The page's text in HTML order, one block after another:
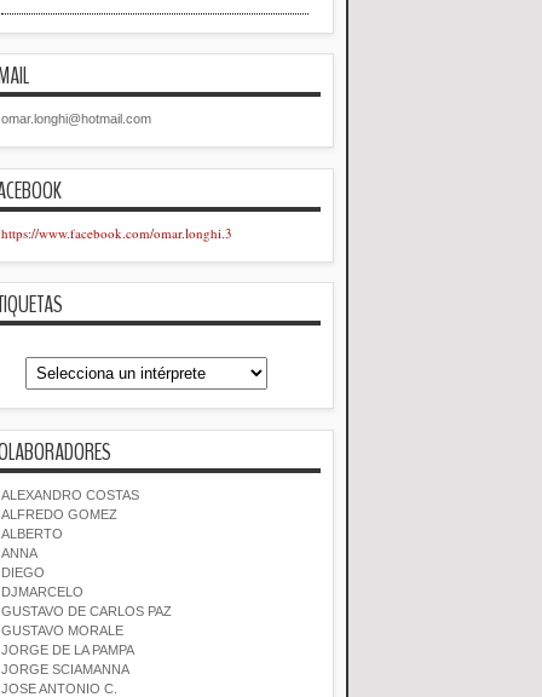
omar.longhi@hotmail.com
https://www.facebook.com/omar.longhi.3
ALEXANDRO COSTAS
ALFREDO GOMEZ
ALBERTO
ANNA
DIEGO
DJMARCELO
GUSTAVO DE CARLOS PAZ
GUSTAVO MORALE
JORGE DE LA PAMPA
JORGE SCIAMANNA
JOSE ANTONIO C.